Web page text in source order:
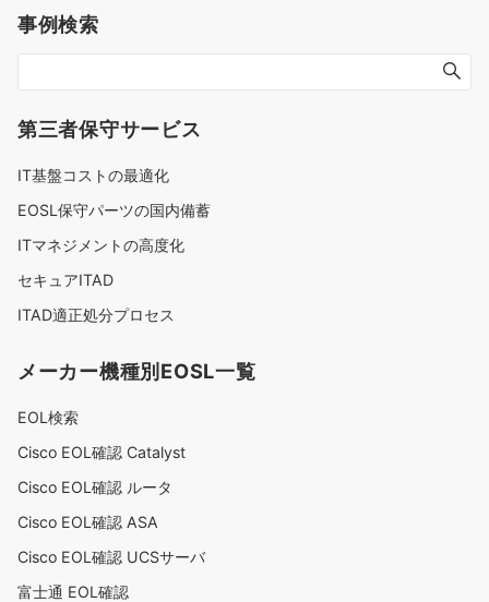
事例検索
第三者保守サービス
IT基盤コストの最適化
EOSL保守パーツの国内備蓄
ITマネジメントの高度化
セキュアITAD
ITAD適正処分プロセス
メーカー機種別EOSL一覧
EOL検索
Cisco EOL確認 Catalyst
Cisco EOL確認 ルータ
Cisco EOL確認 ASA
Cisco EOL確認 UCSサーバ
富士通 EOL確認